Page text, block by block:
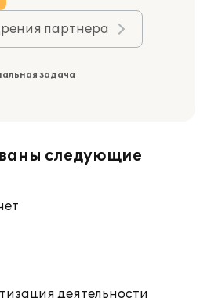
партнера
задача
следующие
деятельности